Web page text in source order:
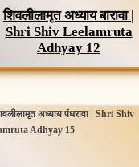
शिवलीलामृत अध्याय बारावा |
Shri Shiv Leelamruta
Adhyay 12